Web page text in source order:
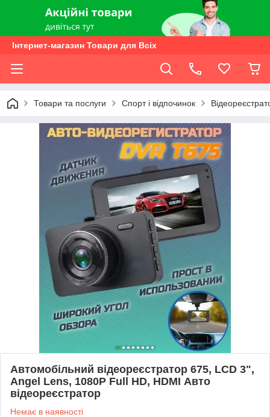
Інтернет-магазин Товари для Всіх
Товари та послуги Спорт і відпочинок
Автомобільний відеореєстратор 675, LCD 3",
Angel Lens, 1080P Full HD, HDMI Авто
відеореєстратор
Немає в наявності